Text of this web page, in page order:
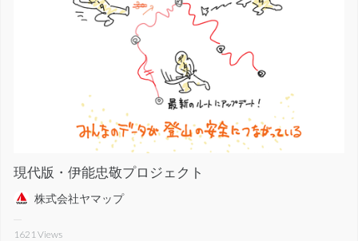
現代版・伊能忠敬プロジェクト
株式会社ヤマップ
1621 Views